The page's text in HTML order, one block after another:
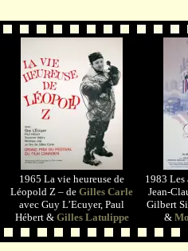
1965 La vie heureuse de
Léopold Z – de Gilles Carle
avec Guy L’Ecuyer, Paul
Hébert & Gilles Latulippe
1983 Les
Jean-
Gilbert
&